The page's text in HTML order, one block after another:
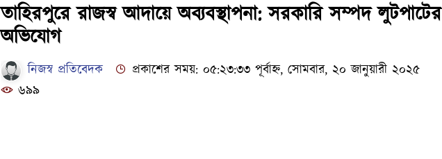
তাহিরপুরে রাজস্ব আদায়ে অব্যবস্থাপনা: সরকারি সম্পদ লুটপাটের
অভিযোগ
নিজস্ব প্রতিবেদক
প্রকাশের সময়: ০৫:২৩:৩৩ পূর্বাহ্ন, সোমবার, ২০ জানুয়ারী ২০২৫
৬৯৯